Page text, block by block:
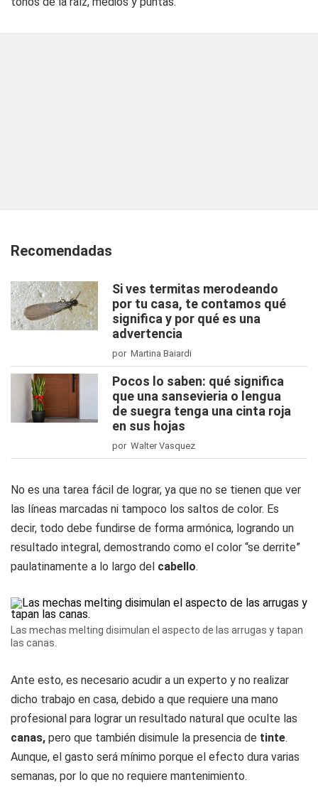
Recomendadas
Si ves termitas merodeando
por tu casa, te contamos qué
significa y por qué es una
advertencia
por Martina Baiardi
Pocos lo saben: qué significa
que una sansevieria o lengua
de suegra tenga una cinta roja
en sus hojas
por Walter Vasquez
No es una tarea fácil de lograr, ya que no se tienen que ver
las líneas marcadas ni tampoco los saltos de color. Es
decir, todo debe fundirse de forma armónica, logrando un
resultado integral, demostrando como el color “se derrite”
paulatinamente a lo largo del cabello.
Las mechas melting disimulan el aspecto de las arrugas y tapan
las canas.
Ante esto, es necesario acudir a un experto y no realizar
dicho trabajo en casa, debido a que requiere una mano
profesional para lograr un resultado natural que oculte las
canas, pero que también disimule la presencia de tinte.
Aunque, el gasto será mínimo porque el efecto dura varias
semanas, por lo que no requiere mantenimiento.